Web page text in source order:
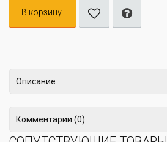
В корзину
Описание
Комментарии (0)